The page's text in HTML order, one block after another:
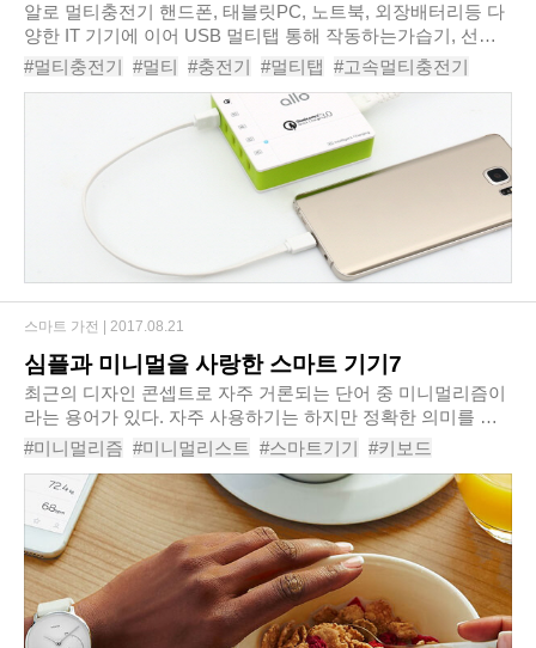
알로 멀티충전기​ 핸드폰, 태블릿PC, 노트북, 외장배터리등 다
양한 IT 기기에 이어 USB 멀티탭 통해 작동하는가습기, 선풍
기 같은 소형가전들을 사용하다 보면 기기 수만큼 늘어난 복잡
한 케이블들이 사용자들을 불편하..
#멀티충전기 #멀티 #충전기 #멀티탭 #고속멀티충전기
#고속충전 #아이폰충전기 #갤럭시충전기 #핸드폰충전기
심플과 미니멀을 사랑한 스마트 기기7
최근의 디자인 콘셉트로 자주 거론되는 단어 중 미니멀리즘이
라는 용어가 있다. 자주 사용하기는 하지만 정확한 의미를 모
르는 사람들이 의외로 많은데, 사전적으로는 단순함과 간결함
#미니멀리즘 #미니멀리스트 #스마트기기
#키보드
#스마트워치 #올인원스피커 #스마트빔 #액션캠 #USB
#USB멀티탭
스마트 가전 | 2017.08.21